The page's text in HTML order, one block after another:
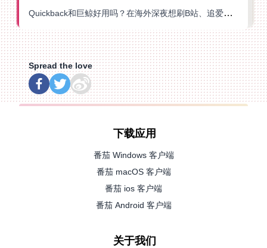
Quickback和巨鲸好用吗？在海外深夜想刷B站、追爱奇艺的你，或许正需要这份答案
Spread the love
下载应用
番茄 Windows 客户端
番茄 macOS 客户端
番茄 ios 客户端
番茄 Android 客户端
关于我们